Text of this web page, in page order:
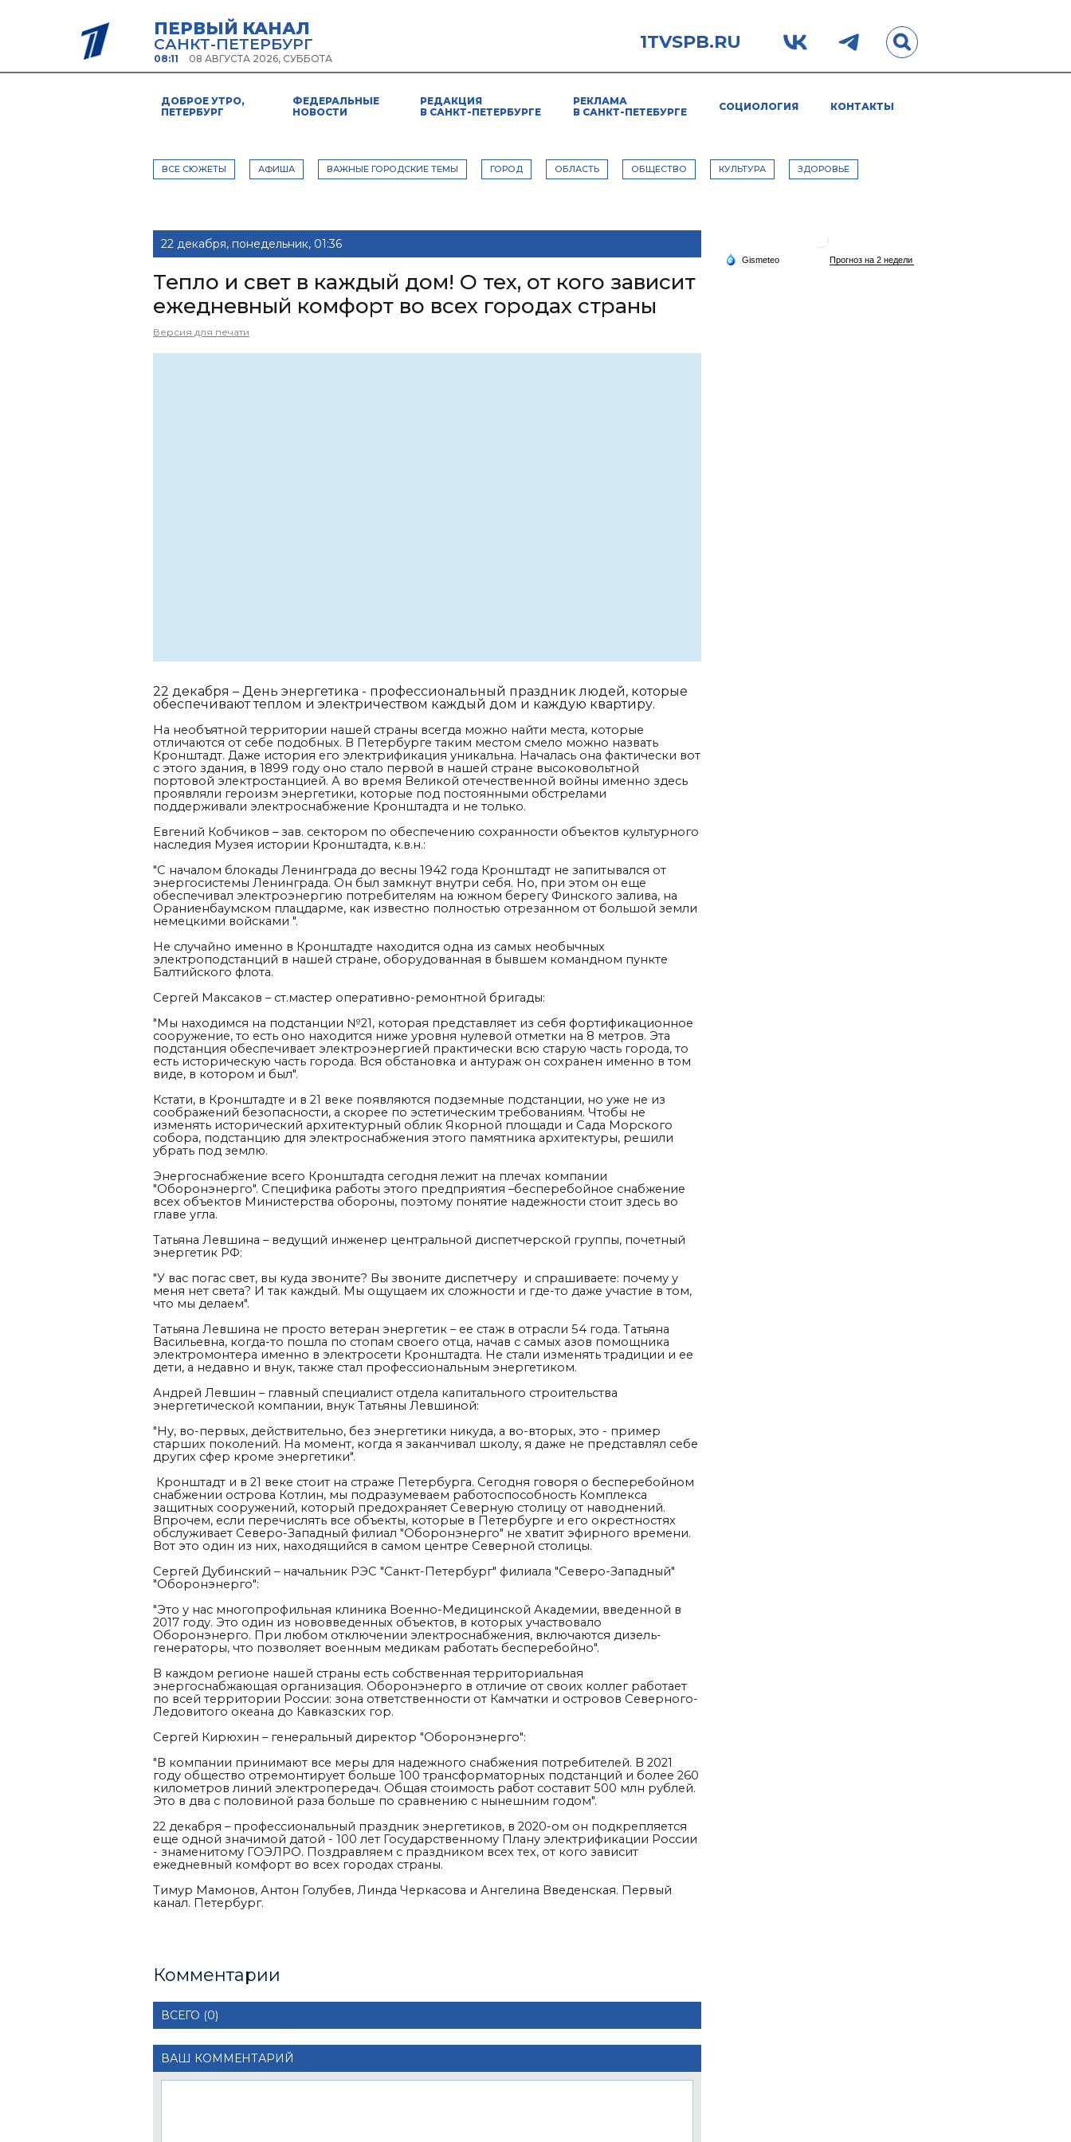
ПЕРВЫЙ КАНАЛ
САНКТ-ПЕТЕРБУРГ
08:11 08 АВГУСТА 2026, СУББОТА
1TVSPB.RU
ДОБРОЕ УТРО,
ПЕТЕРБУРГ
ФЕДЕРАЛЬНЫЕ
НОВОСТИ
РЕДАКЦИЯ
В САНКТ-ПЕТЕРБУРГЕ
РЕКЛАМА
В САНКТ-ПЕТЕБУРГЕ
СОЦИОЛОГИЯ КОНТАКТЫ
ВСЕ СЮЖЕТЫ АФИША ВАЖНЫЕ ГОРОДСКИЕ ТЕМЫ ГОРОД ОБЛАСТЬ ОБЩЕСТВО КУЛЬТУРА ЗДОРОВЬЕ
22 декабря, понедельник, 01:36
Тепло и свет в каждый дом! О тех, от кого зависит
ежедневный комфорт во всех городах страны
Версия для печати
22 декабря – День энергетика - профессиональный праздник людей, которые
обеспечивают теплом и электричеством каждый дом и каждую квартиру.
На необъятной территории нашей страны всегда можно найти места, которые
отличаются от себе подобных. В Петербурге таким местом смело можно назвать
Кронштадт. Даже история его электрификация уникальна. Началась она фактически вот
с этого здания, в 1899 году оно стало первой в нашей стране высоковольтной
портовой электростанцией. А во время Великой отечественной войны именно здесь
проявляли героизм энергетики, которые под постоянными обстрелами
поддерживали электроснабжение Кронштадта и не только.
Евгений Кобчиков – зав. сектором по обеспечению сохранности объектов культурного
наследия Музея истории Кронштадта, к.в.н.:
"С началом блокады Ленинграда до весны 1942 года Кронштадт не запитывался от
энергосистемы Ленинграда. Он был замкнут внутри себя. Но, при этом он еще
обеспечивал электроэнергию потребителям на южном берегу Финского залива, на
Ораниенбаумском плацдарме, как известно полностью отрезанном от большой земли
немецкими войсками ".
Не случайно именно в Кронштадте находится одна из самых необычных
электроподстанций в нашей стране, оборудованная в бывшем командном пункте
Балтийского флота.
Сергей Максаков – ст.мастер оперативно-ремонтной бригады:
"Мы находимся на подстанции №21, которая представляет из себя фортификационное
сооружение, то есть оно находится ниже уровня нулевой отметки на 8 метров. Эта
подстанция обеспечивает электроэнергией практически всю старую часть города, то
есть историческую часть города. Вся обстановка и антураж он сохранен именно в том
виде, в котором и был".
Кстати, в Кронштадте и в 21 веке появляются подземные подстанции, но уже не из
соображений безопасности, а скорее по эстетическим требованиям. Чтобы не
изменять исторический архитектурный облик Якорной площади и Сада Морского
собора, подстанцию для электроснабжения этого памятника архитектуры, решили
убрать под землю.
Энергоснабжение всего Кронштадта сегодня лежит на плечах компании
"Оборонэнерго". Специфика работы этого предприятия –бесперебойное снабжение
всех объектов Министерства обороны, поэтому понятие надежности стоит здесь во
главе угла.
Татьяна Левшина – ведущий инженер центральной диспетчерской группы, почетный
энергетик РФ:
"У вас погас свет, вы куда звоните? Вы звоните диспетчеру и спрашиваете: почему у
меня нет света? И так каждый. Мы ощущаем их сложности и где-то даже участие в том,
что мы делаем".
Татьяна Левшина не просто ветеран энергетик – ее стаж в отрасли 54 года. Татьяна
Васильевна, когда-то пошла по стопам своего отца, начав с самых азов помощника
электромонтера именно в электросети Кронштадта. Не стали изменять традиции и ее
дети, а недавно и внук, также стал профессиональным энергетиком.
Андрей Левшин – главный специалист отдела капитального строительства
энергетической компании, внук Татьяны Левшиной:
"Ну, во-первых, действительно, без энергетики никуда, а во-вторых, это - пример
старших поколений. На момент, когда я заканчивал школу, я даже не представлял себе
других сфер кроме энергетики".
Кронштадт и в 21 веке стоит на страже Петербурга. Сегодня говоря о бесперебойном
снабжении острова Котлин, мы подразумеваем работоспособность Комплекса
защитных сооружений, который предохраняет Северную столицу от наводнений.
Впрочем, если перечислять все объекты, которые в Петербурге и его окрестностях
обслуживает Северо-Западный филиал "Оборонэнерго" не хватит эфирного времени.
Вот это один из них, находящийся в самом центре Северной столицы.
Сергей Дубинский – начальник РЭС "Санкт-Петербург" филиала "Северо-Западный"
"Оборонэнерго":
"Это у нас многопрофильная клиника Военно-Медицинской Академии, введенной в
2017 году. Это один из нововведенных объектов, в которых участвовало
Оборонэнерго. При любом отключении электроснабжения, включаются дизель-
генераторы, что позволяет военным медикам работать бесперебойно".
В каждом регионе нашей страны есть собственная территориальная
энергоснабжающая организация. Оборонэнерго в отличие от своих коллег работает
по всей территории России: зона ответственности от Камчатки и островов Северного-
Ледовитого океана до Кавказских гор.
Сергей Кирюхин – генеральный директор "Оборонэнерго":
"В компании принимают все меры для надежного снабжения потребителей. В 2021
году общество отремонтирует больше 100 трансформаторных подстанций и более 260
километров линий электропередач. Общая стоимость работ составит 500 млн рублей.
Это в два с половиной раза больше по сравнению с нынешним годом".
22 декабря – профессиональный праздник энергетиков, в 2020-ом он подкрепляется
еще одной значимой датой - 100 лет Государственному Плану электрификации России
- знаменитому ГОЭЛРО. Поздравляем с праздником всех тех, от кого зависит
ежедневный комфорт во всех городах страны.
Тимур Мамонов, Антон Голубев, Линда Черкасова и Ангелина Введенская. Первый
канал. Петербург.
Комментарии
ВСЕГО (0)
ВАШ КОММЕНТАРИЙ